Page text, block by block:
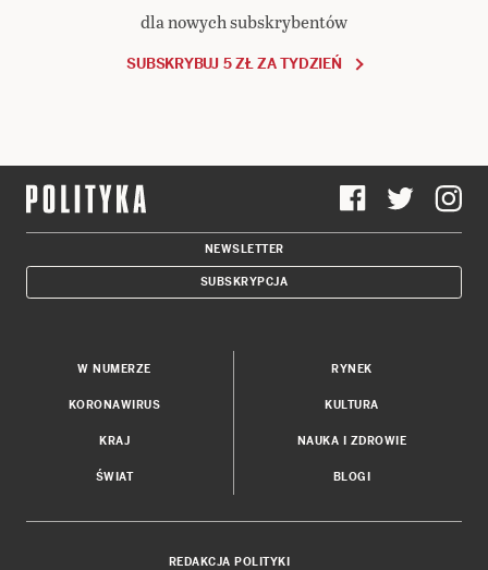
dla nowych subskrybentów
SUBSKRYBUJ 5 ZŁ ZA TYDZIEŃ
NEWSLETTER
SUBSKRYPCJA
W NUMERZE
KORONAWIRUS
KRAJ
ŚWIAT
RYNEK
KULTURA
NAUKA I ZDROWIE
BLOGI
REDAKCJA POLITYKI